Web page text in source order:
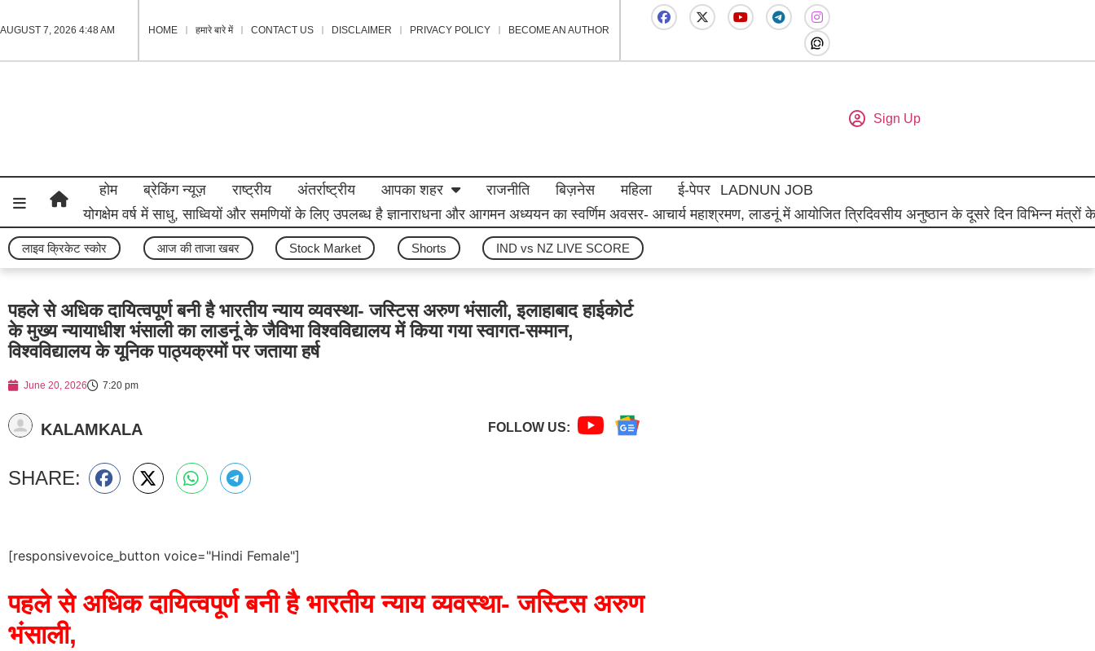
AUGUST 7, 2026 4:48 AM HOME हमारे बारे में CONTACT US DISCLAIMER PRIVACY POLICY BECOME AN AUTHOR
Sign Up
होम ब्रेकिंग न्यूज़ राष्ट्रीय अंतर्राष्ट्रीय आपका शहर राजनीति बिज़नेस महिला ई-पेपर
LADNUN JOB
योगक्षेम वर्ष में साधु, साध्वियों और समणियों के लिए उपलब्ध है ज्ञानाराधना और आगमन अध्ययन का स्वर्णिम अवसर- आचार्य महाश्रमण, लाडनूं में आयोजित त्रिदिवसीय अनुष्ठान के दूसरे दिन विभिन्न मंत्रों
लाइव क्रिकेट स्कोर आज की ताजा खबर Stock Market Shorts IND vs NZ LIVE SCORE
पहले से अधिक दायित्वपूर्ण बनी है भारतीय न्याय व्यवस्था- जस्टिस अरुण भंसाली, इलाहाबाद हाईकोर्ट
के मुख्य न्यायाधीश भंसाली का लाडनूं के जैविभा विश्वविद्यालय में किया गया स्वागत-सम्मान,
विश्वविद्यालय के यूनिक पाठ्यक्रमों पर जताया हर्ष
June 20, 2026 7:20 pm
KALAMKALA FOLLOW US:
SHARE:
[responsivevoice_button voice="Hindi Female"]
पहले से अधिक दायित्वपूर्ण बनी है भारतीय न्याय व्यवस्था- जस्टिस अरुण
भंसाली,